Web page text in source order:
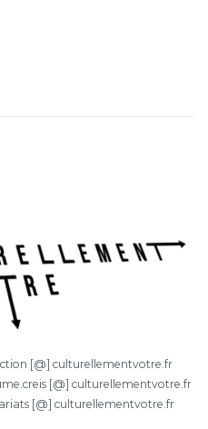
[@] culturellementvotre.fr
[@] culturellementvotre.fr
[@] culturellementvotre.fr